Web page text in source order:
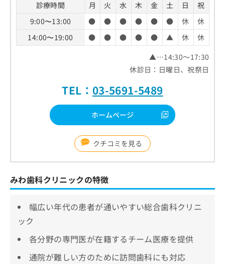
診療時間 月 火 水 木 金 土 日
祝
9:00〜13:00
● ● ● ● ● ● 休
休
14:00〜19:00
● ● ● ● ● ▲ 休
休
▲…14:30～17:30
休診日：日曜日、祝祭日
TEL： 03-5691-5489
ホームページ
クチコミを見る
みわ歯科クリニックの特徴
幅広い年代の患者が通いやすい総合歯科クリニ
ック
各分野の専門医が在籍するチーム医療を提供
通院が難しい方のために訪問歯科にも対応